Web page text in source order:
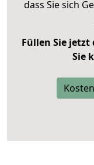
dass Sie sich
Füllen Sie
Sie